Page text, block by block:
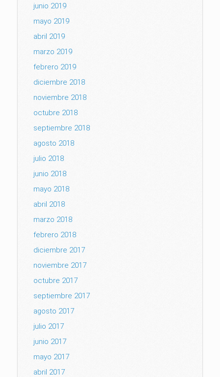
junio 2019
mayo 2019
abril 2019
marzo 2019
febrero 2019
diciembre 2018
noviembre 2018
octubre 2018
septiembre 2018
agosto 2018
julio 2018
junio 2018
mayo 2018
abril 2018
marzo 2018
febrero 2018
diciembre 2017
noviembre 2017
octubre 2017
septiembre 2017
agosto 2017
julio 2017
junio 2017
mayo 2017
abril 2017